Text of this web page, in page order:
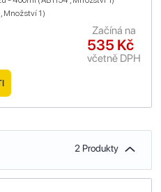
Množství 1)
535 Kč
včetně DPH
Začíná na
2 Produkty